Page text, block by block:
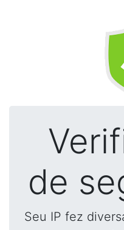
de
Seu IP fez